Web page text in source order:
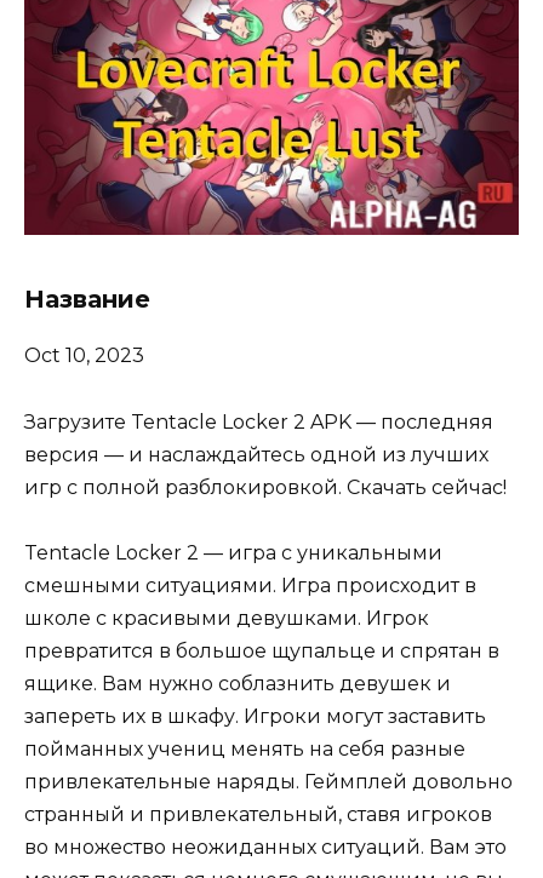
Название
Oct 10, 2023
Загрузите Tentacle Locker 2 APK — последняя
версия — и наслаждайтесь одной из лучших
игр с полной разблокировкой. Скачать сейчас!
Tentacle Locker 2 — игра с уникальными
смешными ситуациями. Игра происходит в
школе с красивыми девушками. Игрок
превратится в большое щупальце и спрятан в
ящике. Вам нужно соблазнить девушек и
запереть их в шкафу. Игроки могут заставить
пойманных учениц менять на себя разные
привлекательные наряды. Геймплей довольно
странный и привлекательный, ставя игроков
во множество неожиданных ситуаций. Вам это